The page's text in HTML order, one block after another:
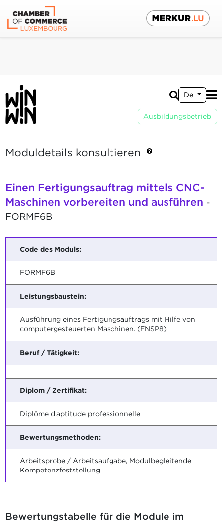
De
Ausbildungsbetrieb
Moduldetails konsultieren
Einen Fertigungsauftrag mittels CNC-
Maschinen vorbereiten und ausführen -
FORMF6B
Code des Moduls:
FORMF6B
Leistungsbaustein:
Ausführung eines Fertigungsauftrags mit Hilfe von
computergesteuerten Maschinen. (ENSP8)
Beruf / Tätigkeit:
Diplom / Zertifikat:
Diplôme d'aptitude professionnelle
Bewertungsmethoden:
Arbeitsprobe / Arbeitsaufgabe, Modulbegleitende
Kompetenzfeststellung
Bewertungstabelle für die Module im